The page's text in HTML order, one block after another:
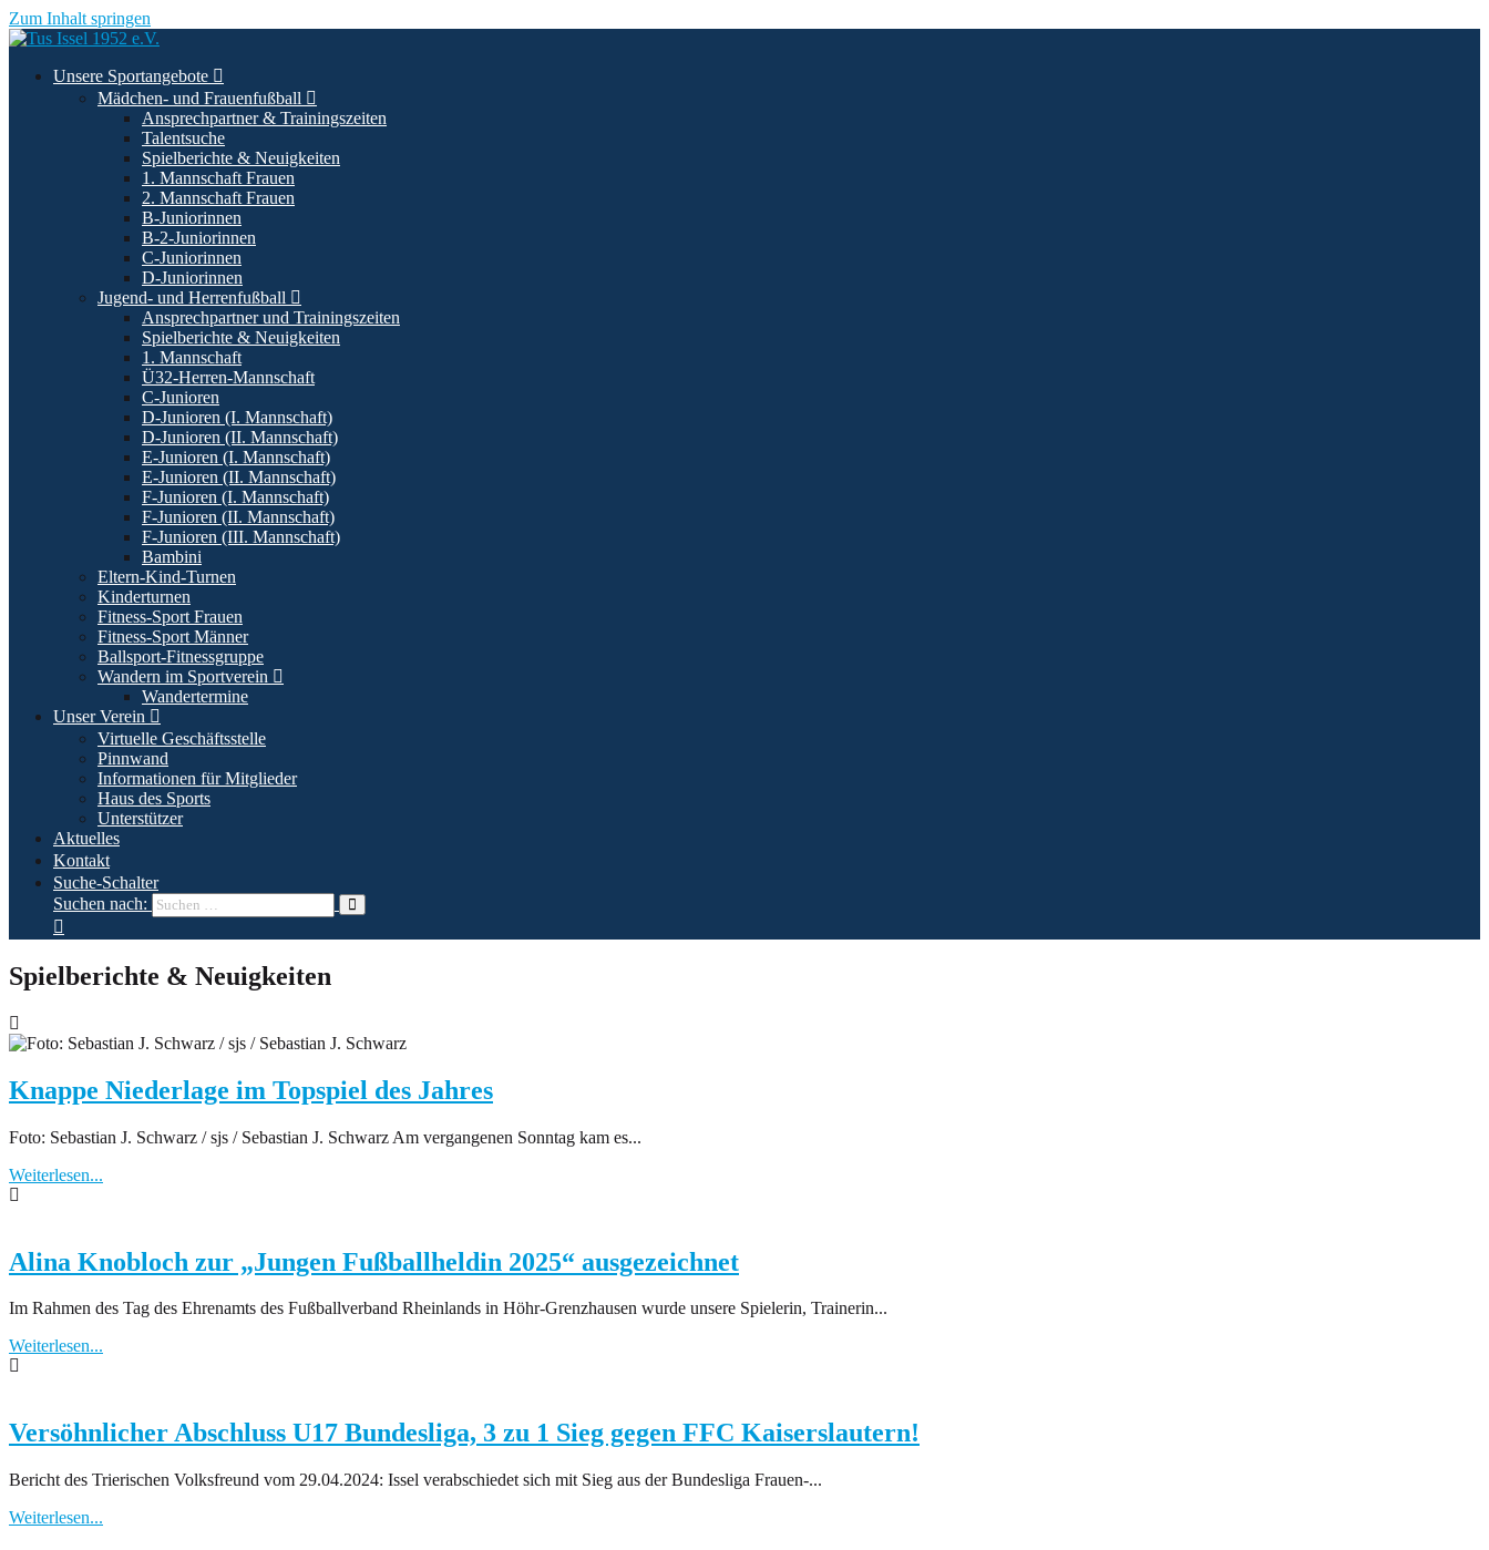
Zum Inhalt springen
Unsere Sportangebote
Mädchen- und Frauenfußball
Ansprechpartner & Trainingszeiten
Talentsuche
Spielberichte & Neuigkeiten
1. Mannschaft Frauen
2. Mannschaft Frauen
B-Juniorinnen
B-2-Juniorinnen
C-Juniorinnen
D-Juniorinnen
Jugend- und Herrenfußball
Ansprechpartner und Trainingszeiten
Spielberichte & Neuigkeiten
1. Mannschaft
Ü32-Herren-Mannschaft
C-Junioren
D-Junioren (I. Mannschaft)
D-Junioren (II. Mannschaft)
E-Junioren (I. Mannschaft)
E-Junioren (II. Mannschaft)
F-Junioren (I. Mannschaft)
F-Junioren (II. Mannschaft)
F-Junioren (III. Mannschaft)
Bambini
Eltern-Kind-Turnen
Kinderturnen
Fitness-Sport Frauen
Fitness-Sport Männer
Ballsport-Fitnessgruppe
Wandern im Sportverein
Wandertermine
Unser Verein
Virtuelle Geschäftsstelle
Pinnwand
Informationen für Mitglieder
Haus des Sports
Unterstützer
Aktuelles
Kontakt
Suche-Schalter
Suchen nach:
Spielberichte & Neuigkeiten
Knappe Niederlage im Topspiel des Jahres
Foto: Sebastian J. Schwarz / sjs / Sebastian J. Schwarz Am vergangenen Sonntag kam es...
Weiterlesen...
Alina Knobloch zur „Jungen Fußballheldin 2025“ ausgezeichnet
Im Rahmen des Tag des Ehrenamts des Fußballverband Rheinlands in Höhr-Grenzhausen wurde unsere Spielerin, Trainerin...
Weiterlesen...
Versöhnlicher Abschluss U17 Bundesliga, 3 zu 1 Sieg gegen FFC Kaiserslautern!
Bericht des Trierischen Volksfreund vom 29.04.2024: Issel verabschiedet sich mit Sieg aus der Bundesliga Frauen-...
Weiterlesen...